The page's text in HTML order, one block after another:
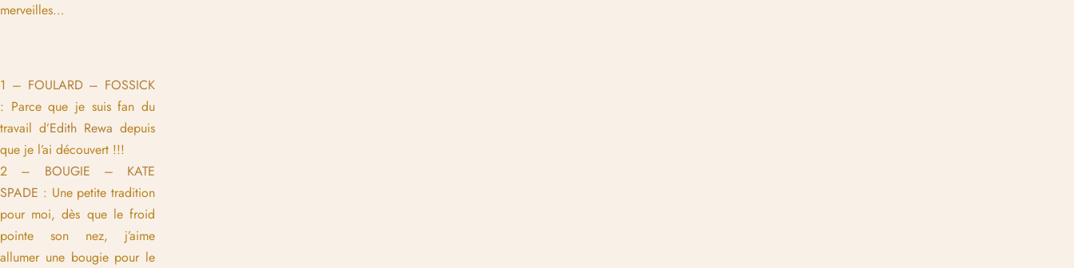
merveilles…
1 – FOULARD – FOSSICK
: Parce que je suis fan du
travail d’Edith Rewa depuis
que je l’ai découvert !!!
2 – BOUGIE – KATE
SPADE : Une petite tradition
pour moi, dès que le froid
pointe son nez, j’aime
allumer une bougie pour le